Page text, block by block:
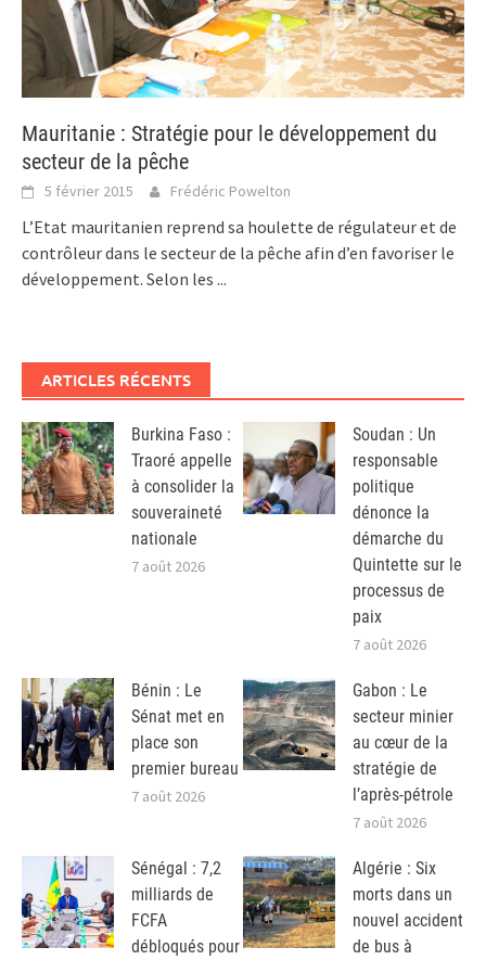
Mauritanie : Stratégie pour le développement du
secteur de la pêche
5 février 2015 Frédéric Powelton
L’Etat mauritanien reprend sa houlette de régulateur et de
contrôleur dans le secteur de la pêche afin d’en favoriser le
développement. Selon les ...
ARTICLES RÉCENTS
Burkina Faso :
Traoré appelle
à consolider la
souveraineté
nationale
7 août 2026
Soudan : Un
responsable
politique
dénonce la
démarche du
Quintette sur le
processus de
paix
7 août 2026
Bénin : Le
Sénat met en
place son
premier bureau
7 août 2026
Gabon : Le
secteur minier
au cœur de la
stratégie de
l’après-pétrole
7 août 2026
Sénégal : 7,2
milliards de
FCFA
débloqués pour
Algérie : Six
morts dans un
nouvel accident
de bus à